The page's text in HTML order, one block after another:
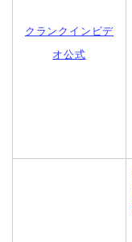
クランクインビデ
オ公式